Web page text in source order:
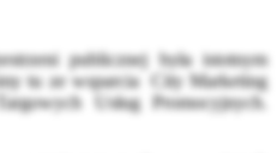
publicznej była istotnym
tu ze wsparcia City Marketing
Usług Promocyjnych.